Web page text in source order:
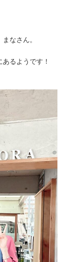
なさん。
るようです！